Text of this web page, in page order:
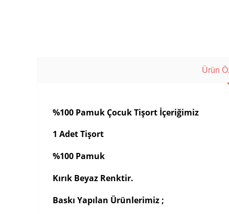
Ürün
%100 Pamuk Çocuk Tişort İçeriğimiz
1 Adet Tişort
%100 Pamuk
Kırık Beyaz Renktir.
Baskı Yapılan Ürünlerimiz ;